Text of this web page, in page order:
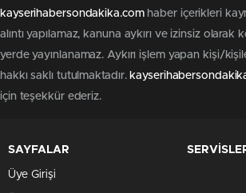
kayserihabersondakika.comhaber içerikleri
alıntı yapılamaz, kanuna aykırı ve izinsiz olarak
yerde yayınlanamaz. Aykırı işlem yapan kişi/
hakkı saklı tutulmaktadır.
için teşekkür ederiz.
SAYFALAR
Üye Girişi